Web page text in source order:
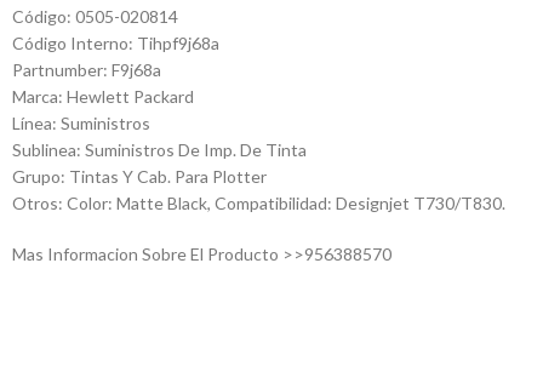
Código: 0505-020814
Código Interno: Tihpf9j68a
Partnumber: F9j68a
Marca: Hewlett Packard
Línea: Suministros
Sublinea: Suministros De Imp. De Tinta
Grupo: Tintas Y Cab. Para Plotter
Otros: Color: Matte Black, Compatibilidad: Designjet T730/T830.
Mas Informacion Sobre El Producto >>956388570